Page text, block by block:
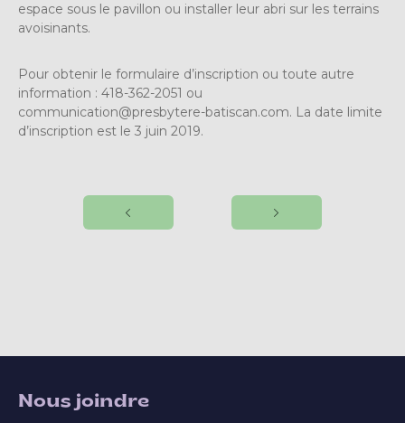
espace sous le pavillon ou installer leur abri sur les terrains
avoisinants.
Pour obtenir le formulaire d’inscription ou toute autre
information : 418-362-2051 ou
communication@presbytere-batiscan.com. La date limite
d’inscription est le 3 juin 2019.
Nous joindre